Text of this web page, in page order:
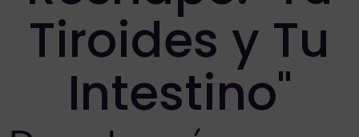
Tiroides y Tu
Intestino"